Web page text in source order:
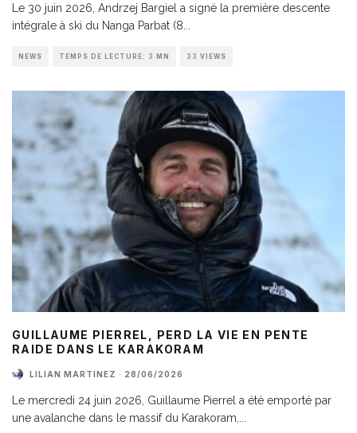
Le 30 juin 2026, Andrzej Bargiel a signé la première descente
intégrale à ski du Nanga Parbat (8
NEWS TEMPS DE LECTURE: 3 MN 33 VIEWS
GUILLAUME PIERREL, PERD LA VIE EN PENTE
RAIDE DANS LE KARAKORAM
LILIAN MARTINEZ · 28/06/2026
Le mercredi 24 juin 2026, Guillaume Pierrel a été emporté par
une avalanche dans le massif du Karakoram,...